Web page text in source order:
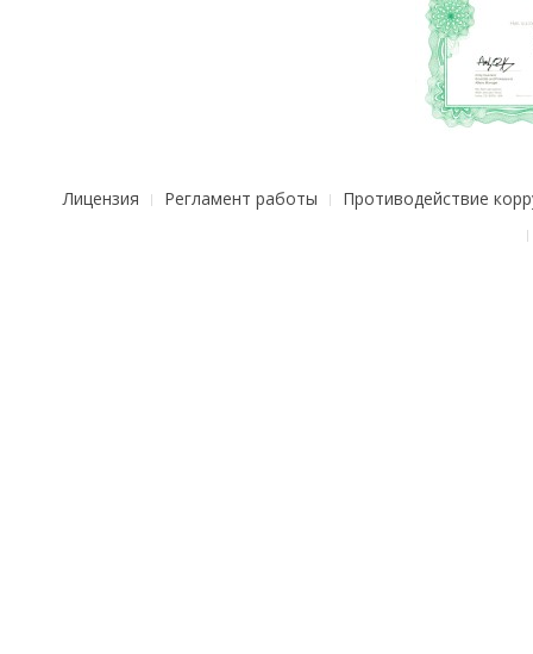
Лицензия Регламент работы Противодействие